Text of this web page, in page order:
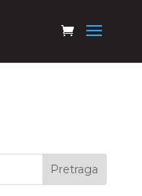
Pretraga